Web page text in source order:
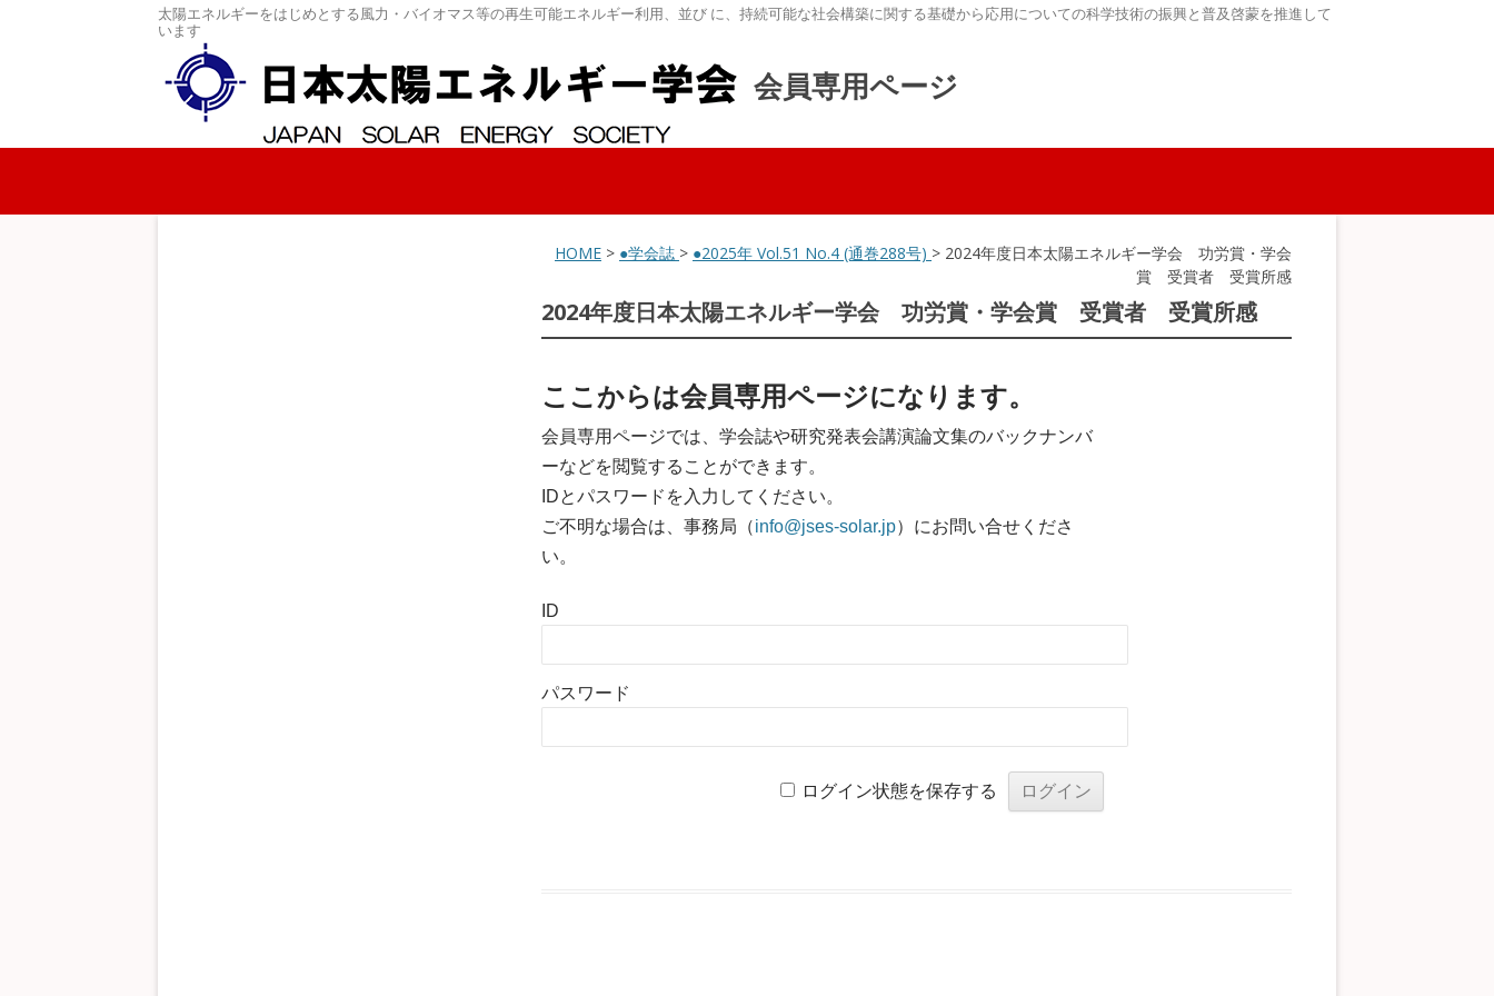
太陽エネルギーをはじめとする風力・バイオマス等の再生可能エネルギー利用、並び に、持続可能な社会構築に関する基礎から応用についての科学技術の振興と普及啓蒙を推進して
います
会員専用ページ
コンテンツへスキップ
HOME > ●学会誌 > ●2025年 Vol.51 No.4 (通巻288号) > 2024年度日本太陽エネルギー学会 功労賞・学会
賞 受賞者 受賞所感
2024年度日本太陽エネルギー学会 功労賞・学会賞 受賞者 受賞所感
ここからは会員専用ページになります。
会員専用ページでは、学会誌や研究発表会講演論文集のバックナンバ
ーなどを閲覧することができます。
IDとパスワードを入力してください。
ご不明な場合は、事務局（info@jses-solar.jp）にお問い合せくださ
い。
ID
パスワード
ログイン状態を保存する